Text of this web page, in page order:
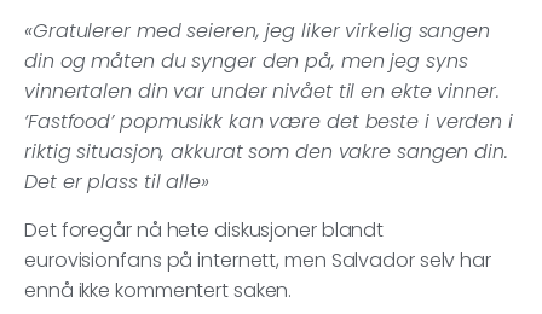
«Gratulerer med seieren, jeg liker virkelig sangen
din og måten du synger den på, men jeg syns
vinnertalen din var under nivået til en ekte vinner.
‘Fastfood’ popmusikk kan være det beste i verden i
riktig situasjon, akkurat som den vakre sangen din.
Det er plass til alle»
Det foregår nå hete diskusjoner blandt
eurovisionfans på internett, men Salvador selv har
ennå ikke kommentert saken.